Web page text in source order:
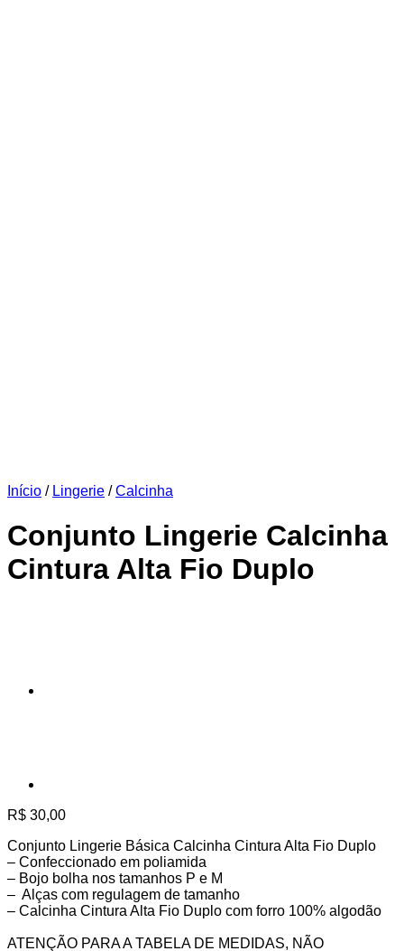
Início / Lingerie / Calcinha
Conjunto Lingerie Calcinha
Cintura Alta Fio Duplo
R$ 30,00
Conjunto Lingerie Básica Calcinha Cintura Alta Fio Duplo
– Confeccionado em poliamida
– Bojo bolha nos tamanhos P e M
– Alças com regulagem de tamanho
– Calcinha Cintura Alta Fio Duplo com forro 100% algodão
ATENÇÃO PARA A TABELA DE MEDIDAS, NÃO